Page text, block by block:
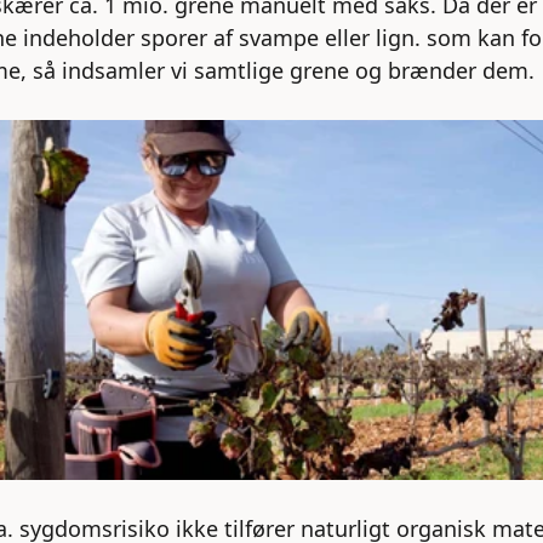
indeholder sporer af svampe eller lign. som kan
så indsamler vi samtlige grene og brænder dem.
sygdomsrisiko ikke tilfører naturligt organisk